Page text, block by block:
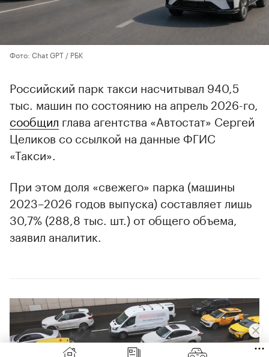
Фото: Chat GPT / РБК
Российский парк такси насчитывал 940,5
тыс. машин по состоянию на апрель 2026-го,
сообщил глава агентства «Автостат» Сергей
Целиков со ссылкой на данные ФГИС
«Такси».
При этом доля «свежего» парка (машины
2023–2026 годов выпуска) составляет лишь
30,7% (288,8 тыс. шт.) от общего объема,
заявил аналитик.